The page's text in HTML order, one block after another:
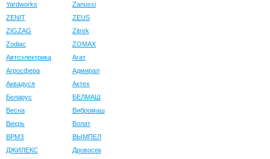
Yardworks
Zanussi
ZENIT
ZEUS
ZIGZAG
Zitrek
Zodiac
ZOMAX
Автоэлектрика
Агат
Агросфера
Адмирал
Аквадуся
Актех
Беларус
БЕЛМАШ
Весна
Вибромаш
Вихрь
Волат
ВРМЗ
ВЫМПЕЛ
ДЖИЛЕКС
Дровосек